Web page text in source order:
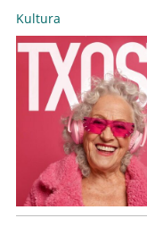
Kultura